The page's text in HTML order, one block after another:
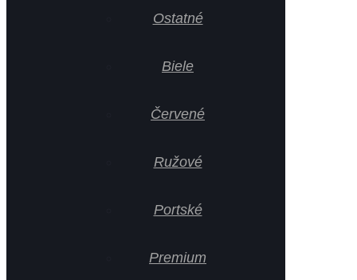
Ostatné
Biele
Červené
Ružové
Portské
Premium